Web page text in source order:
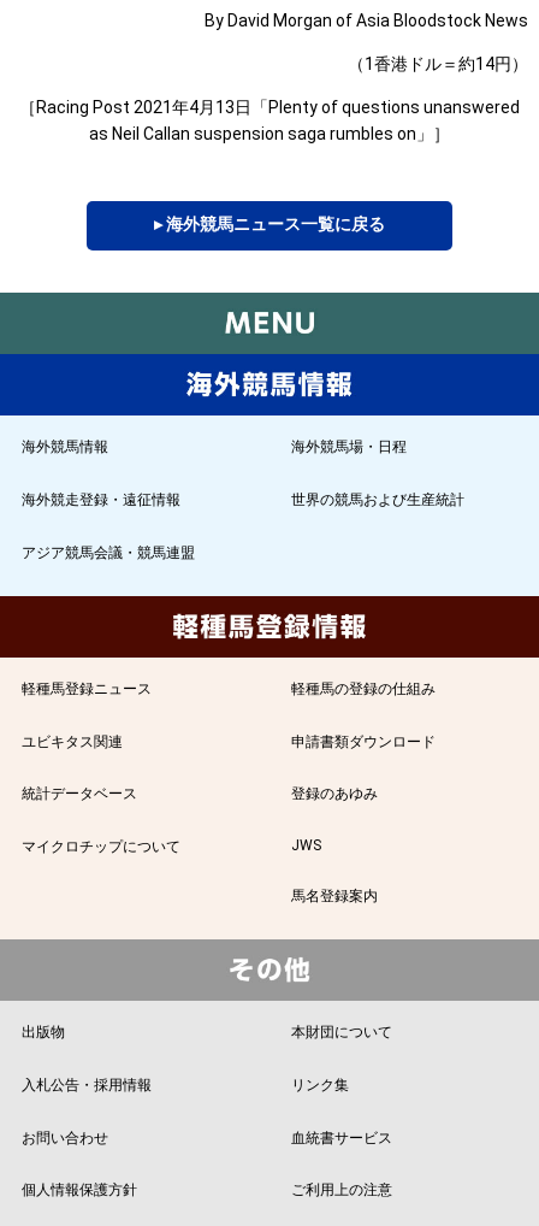
By David Morgan of Asia Bloodstock News
（1香港ドル＝約14円）
［Racing Post 2021年4月13日「Plenty of questions unanswered
as Neil Callan suspension saga rumbles on」］
▸ 海外競馬ニュース一覧に戻る
海外競馬情報 海外競馬場・日程
海外競走登録・遠征情報 世界の競馬および生産統計
アジア競馬会議・競馬連盟
軽種馬登録ニュース 軽種馬の登録の仕組み
ユビキタス関連 申請書類ダウンロード
統計データベース 登録のあゆみ
マイクロチップについて JWS
馬名登録案内
出版物 本財団について
入札公告・採用情報 リンク集
お問い合わせ 血統書サービス
個人情報保護方針 ご利用上の注意